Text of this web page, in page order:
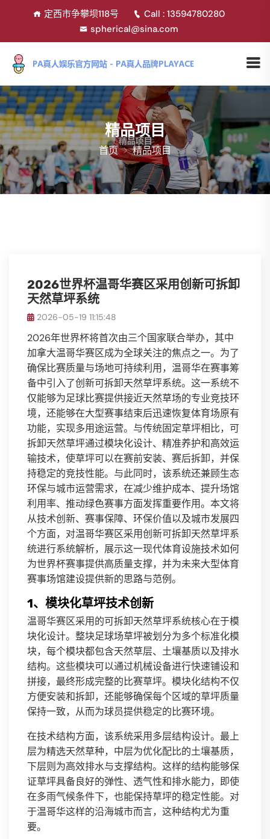
定西市争攀坝118号
Call : 13594780280
spherical@sina.com
精品项目
首页 精品项目
2026世界杯温哥华赛区采用创新可拆卸
天然草坪系统
2026-05-19 11:15:48
2026年世界杯将首次由三个国家联合举办，其中
加拿大温哥华赛区成为全球关注的焦点之一。为了
确保比赛质量与场地可持续利用，温哥华在赛事筹
备中引入了创新可拆卸天然草坪系统。这一系统不
仅能够为足球比赛提供接近天然草场的专业竞技环
境，还能够在大型赛事结束后迅速恢复体育场原有
功能，实现多用途运营。与传统固定草坪相比，可
拆卸天然草坪通过模块化设计、精准养护和高效运
输技术，使草坪可以在赛前安装、赛后拆卸，并保
持稳定的竞技性能。与此同时，该系统还兼顾生态
环保与城市运营需求，在减少维护成本、提升场馆
利用率、推动绿色赛事方面发挥重要作用。本文将
从技术创新、赛事保障、环保价值以及城市发展四
个方面，对温哥华赛区采用创新可拆卸天然草坪系
统进行系统解析，展示这一现代体育设施技术如何
为世界杯赛事提供高质量支撑，并为未来大型体育
赛事场馆建设提供新的思路与范例。
1、模块化草坪技术创新
温哥华赛区采用的可拆卸天然草坪系统核心在于模
块化设计。整块足球场草坪被划分为多个标准化模
块，每个模块都包含天然草层、土壤基质以及排水
结构。这些模块可以通过机械设备进行快速铺设和
拼接，最终形成完整的比赛草坪。模块化结构不仅
方便安装和拆卸，还能够确保每个区域的草坪质量
保持一致，从而为球员提供稳定的比赛环境。
在技术结构方面，该系统采用多层结构设计。最上
层为精选天然草种，中层为优化配比的土壤基质，
下层则为高效排水与支撑结构。这样的结构能够保
证草坪具备良好的弹性、透气性和排水能力，即使
在多雨气候条件下，也能保持草坪的稳定性能。对
于温哥华这样的沿海城市而言，这种结构尤为重
要。